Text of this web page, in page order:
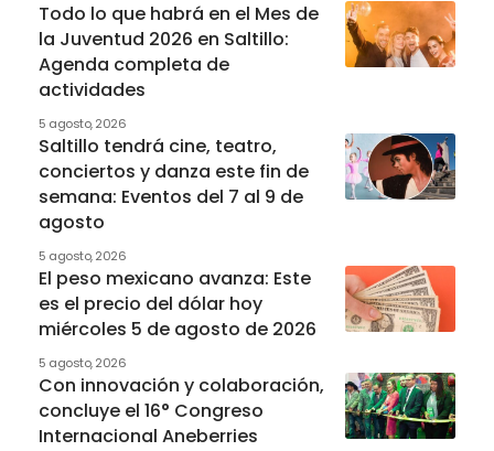
Todo lo que habrá en el Mes de
la Juventud 2026 en Saltillo:
Agenda completa de
actividades
5 agosto, 2026
Saltillo tendrá cine, teatro,
conciertos y danza este fin de
semana: Eventos del 7 al 9 de
agosto
5 agosto, 2026
El peso mexicano avanza: Este
es el precio del dólar hoy
miércoles 5 de agosto de 2026
5 agosto, 2026
Con innovación y colaboración,
concluye el 16° Congreso
Internacional Aneberries